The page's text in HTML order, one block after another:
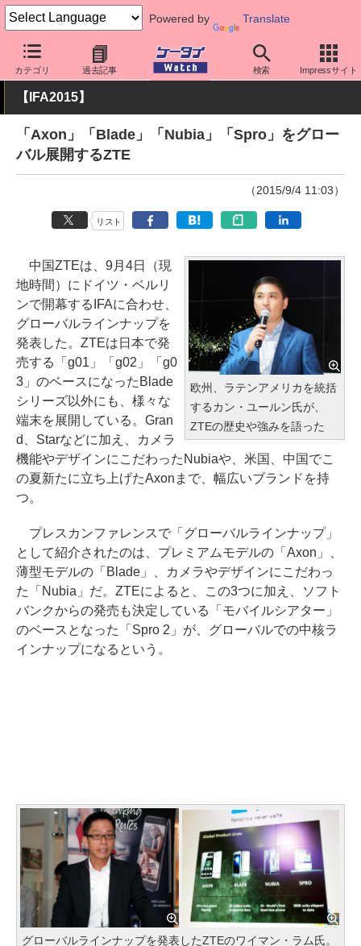
Powered by Translate
カテゴリ 過去記事 検索 Impressサイト
ケータイ Watch OS Android その他メーカー
【IFA2015】
「Axon」「Blade」「Nubia」「Spro」をグロー
バル展開するZTE
（2015/9/4 11:03）
リスト
欧州、ラテンアメリカを統括
するカン・ユールン氏が、
ZTEの歴史や強みを語った
中国ZTEは、9月4日（現
地時間）にドイツ・ベルリ
ンで開幕するIFAに合わせ、
グローバルラインナップを
発表した。ZTEは日本で発
売する「g01」「g02」「g0
3」のベースになったBlade
シリーズ以外にも、様々な
端末を展開している。Gran
d、Starなどに加え、カメラ
機能やデザインにこだわったNubiaや、米国、中国でこ
の夏新たに立ち上げたAxonまで、幅広いブランドを持
つ。
プレスカンファレンスで「グローバルラインナップ」
として紹介されたのは、プレミアムモデルの「Axon」、
薄型モデルの「Blade」、カメラやデザインにこだわっ
た「Nubia」だ。ZTEによると、この3つに加え、ソフト
バンクからの発売も決定している「モバイルシアター」
のベースとなった「Spro 2」が、グローバルでの中核ラ
インナップになるという。
グローバルラインナップを発表したZTEのワイマン・ラム氏。